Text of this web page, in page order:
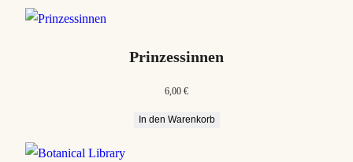
Prinzessinnen
6,00 €
In den Warenkorb